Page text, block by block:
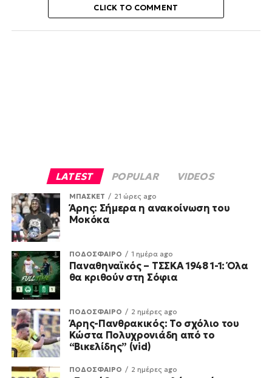
CLICK TO COMMENT
LATEST POPULAR VIDEOS
ΜΠΑΣΚΕΤ 21 ώρες ago
Άρης: Σήμερα η ανακοίνωση του
Μοκόκα
ΠΟΔΟΣΦΑΙΡΟ 1 ημέρα ago
Παναθηναϊκός – ΤΣΣΚΑ 1948 1-1: Όλα
θα κριθούν στη Σόφια
ΠΟΔΟΣΦΑΙΡΟ 2 ημέρες ago
Άρης-Πανθρακικός: Το σχόλιο του
Κώστα Πολυχρονιάδη από το
“Βικελίδης” (vid)
ΠΟΔΟΣΦΑΙΡΟ 2 ημέρες ago